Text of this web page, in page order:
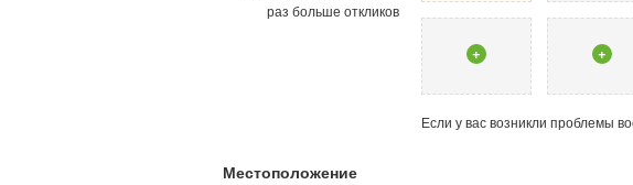
раз больше откликов
+ +
Если у вас возникли проблемы
Местоположение